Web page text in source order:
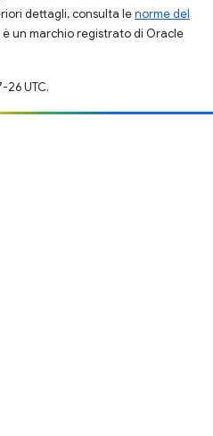
dettagli, consulta lenorme del
è un marchio registrato di Oracle
UTC.